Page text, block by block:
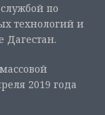
по
технологий и
Дагестан.
2019 года